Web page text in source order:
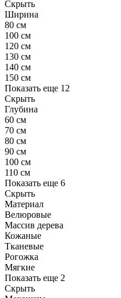
Скрыть
Ширина
80 см
100 см
120 см
130 см
140 см
150 см
Показать еще 12
Скрыть
Глубина
60 см
70 см
80 см
90 см
100 см
110 см
Показать еще 6
Скрыть
Материал
Велюровые
Массив дерева
Кожаные
Тканевые
Рогожка
Мягкие
Показать еще 2
Скрыть